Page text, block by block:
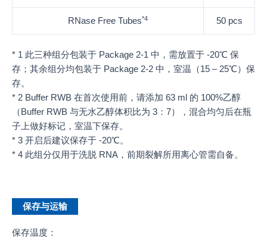
RNase Free Tubes*4 50 pcs
* 1 此三种组分包装于 Package 2-1 中，需放置于 -20℃ 保
存；其余组分均包装于 Package 2-2 中，室温（15 – 25℃）保
存。
* 2 Buffer RWB 在首次使用前，请添加 63 ml 的 100%乙醇
（Buffer RWB 与无水乙醇体积比为 3：7），混合均匀后在瓶
子上做好标记，室温下保存。
* 3 开启后建议保存于 -20℃。
* 4 此组分仅用于洗脱 RNA，前期裂解所用离心管需自备。
保存与运输
保存温度：